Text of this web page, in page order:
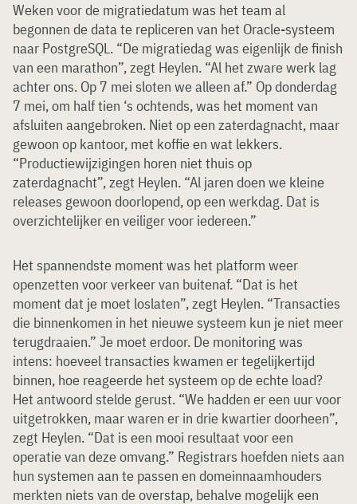
Weken voor de migratiedatum was het team al
begonnen de data te repliceren van het Oracle-systeem
naar PostgreSQL. “De migratiedag was eigenlijk de finish
van een marathon”, zegt Heylen. “Al het zware werk lag
achter ons. Op 7 mei sloten we alleen af.” Op donderdag
7 mei, om half tien ‘s ochtends, was het moment van
afsluiten aangebroken. Niet op een zaterdagnacht, maar
gewoon op kantoor, met koffie en wat lekkers.
“Productiewijzigingen horen niet thuis op
zaterdagnacht”, zegt Heylen. “Al jaren doen we kleine
releases gewoon doorlopend, op een werkdag. Dat is
overzichtelijker en veiliger voor iedereen.”
Het spannendste moment was het platform weer
openzetten voor verkeer van buitenaf. “Dat is het
moment dat je moet loslaten”, zegt Heylen. “Transacties
die binnenkomen in het nieuwe systeem kun je niet meer
terugdraaien.” Je moet erdoor. De monitoring was
intens: hoeveel transacties kwamen er tegelijkertijd
binnen, hoe reageerde het systeem op de echte load?
Het antwoord stelde gerust. “We hadden er een uur voor
uitgetrokken, maar waren er in drie kwartier doorheen”,
zegt Heylen. “Dat is een mooi resultaat voor een
operatie van deze omvang.” Registrars hoefden niets aan
hun systemen aan te passen en domeinnaamhouders
merkten niets van de overstap, behalve mogelijk een